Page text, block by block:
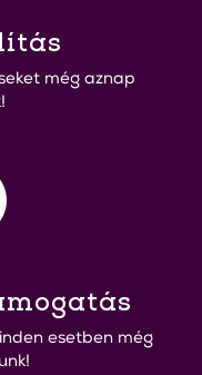
még aznap
esetben még